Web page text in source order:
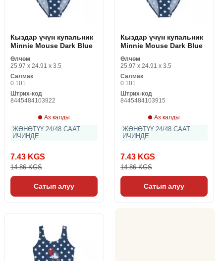
Кыздар үчүн купальник
Minnie Mouse Dark Blue
Өлчөм
25.97 x 24.91 x 3.5
Салмак
0.101
Штрих-код
8445484103922
Аз калды
ЖӨНӨТҮҮ 24/48 СААТ
ИЧИНДЕ
7.43 KGS
14.86 KGS
Сатып алуу
Кыздар үчүн купальник
Minnie Mouse Dark Blue
Өлчөм
25.97 x 24.91 x 3.5
Салмак
0.101
Штрих-код
8445484103915
Аз калды
ЖӨНӨТҮҮ 24/48 СААТ
ИЧИНДЕ
7.43 KGS
14.86 KGS
Сатып алуу